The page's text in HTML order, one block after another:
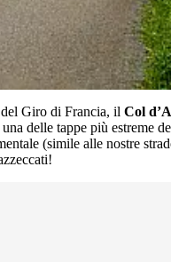
Giro di Francia, il Col
delle tappe più estreme
(simile alle nostre